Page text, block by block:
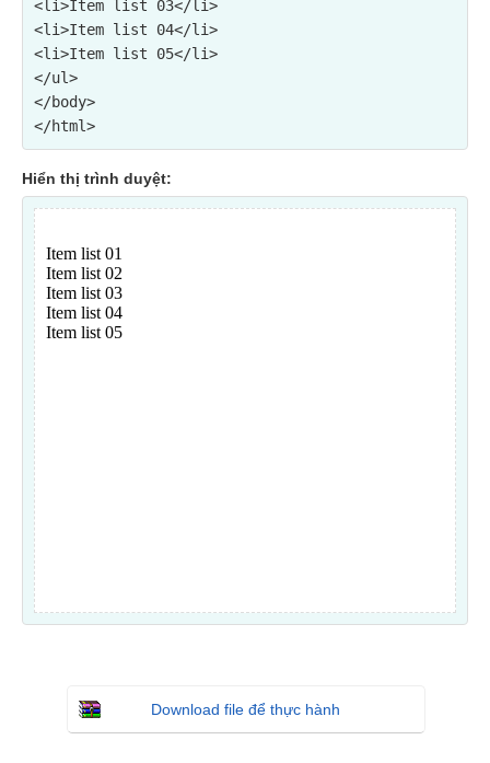
<li>Item list 03</li>
<li>Item list 04</li>
<li>Item list 05</li>
</ul>
</body>
Hiển thị trình duyệt:
Download file để thực hành